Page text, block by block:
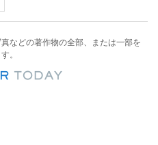
などの著作物の全部、または一部を
。